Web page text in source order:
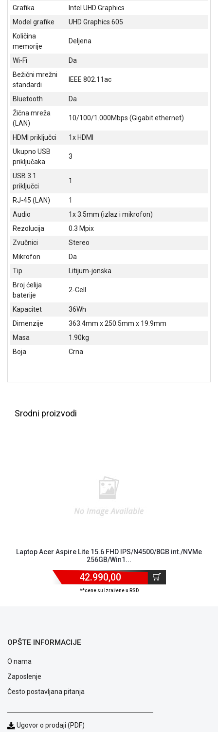
ALAT I
BAŠTA
OUTLET
KRIPTO
IGRAČKE
Način
reklamacije
prijava
kvara
privatnosti
o
kolačićima
Grafika
Intel UHD Graphics
Model grafike
UHD Graphics 605
Količina
memorije
Deljena
Wi-Fi
Da
Bežični mrežni
standardi
IEEE 802.11ac
Bluetooth
Da
Žična mreža
(LAN)
10/100/1.000Mbps (Gigabit ethernet)
HDMI priključci
1x HDMI
Ukupno USB
priključaka
3
USB 3.1
priključci
1
RJ-45 (LAN)
1
Audio
1x 3.5mm (izlaz i mikrofon)
Rezolucija
0.3 Mpix
Zvučnici
Stereo
Mikrofon
Da
Tip
Litijum-jonska
Broj ćelija
baterije
2-Cell
Kapacitet
36Wh
Dimenzije
363.4mm x 250.5mm x 19.9mm
Masa
1.90kg
Boja
Crna
Srodni proizvodi
Laptop Acer Aspire Lite 15.6 FHD IPS/N4500/8GB int./NVMe
256GB/Win1...
42.990,00
**cene su izražene u RSD
OPŠTE INFORMACIJE
O nama
Zaposlenje
Često postavljana pitanja
Ugovor o prodaji (PDF)